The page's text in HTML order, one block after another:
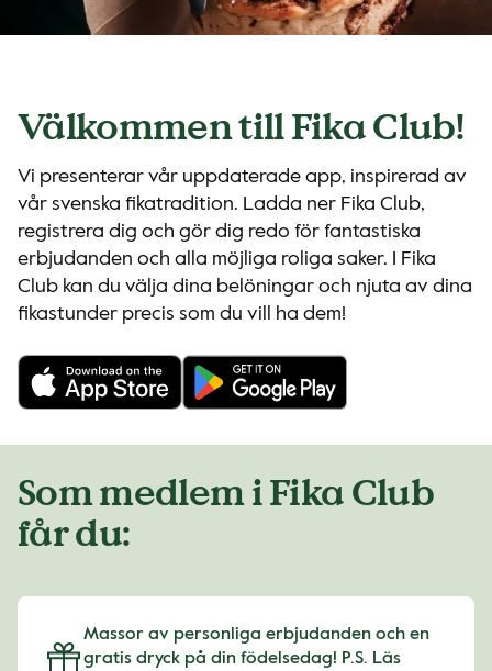
Välkommen till Fika Club!
Vi presenterar vår uppdaterade app, inspirerad av
vår svenska fikatradition. Ladda ner Fika Club,
registrera dig och gör dig redo för fantastiska
erbjudanden och alla möjliga roliga saker. I Fika
Club kan du välja dina belöningar och njuta av dina
fikastunder precis som du vill ha dem!
Som medlem i Fika Club
får du:
Massor av personliga erbjudanden och en
gratis dryck på din födelsedag! P.S. Läs